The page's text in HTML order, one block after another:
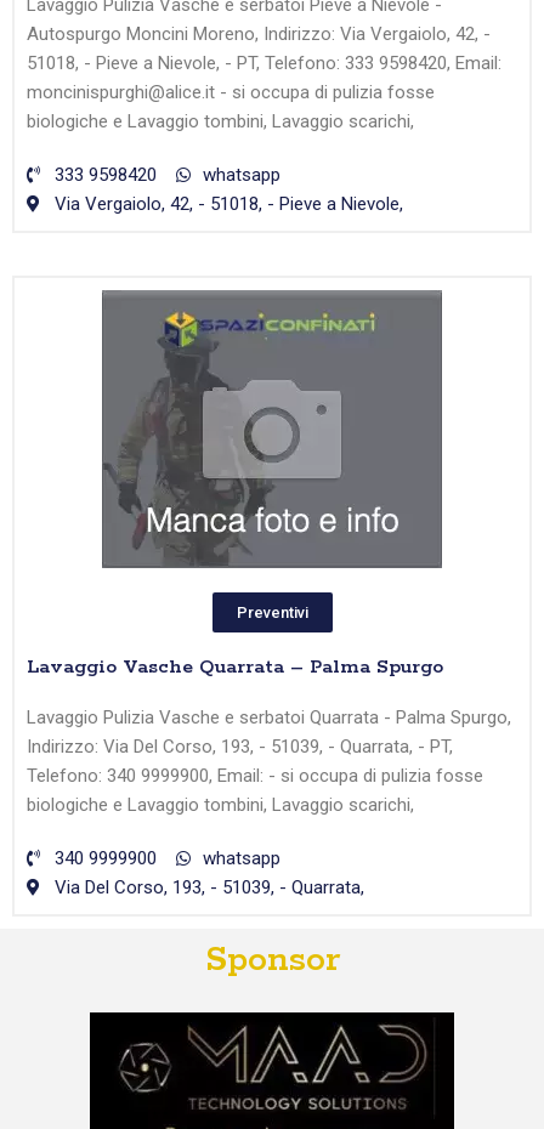
Lavaggio Pulizia Vasche e serbatoi Pieve a Nievole -
Autospurgo Moncini Moreno, Indirizzo: Via Vergaiolo, 42, -
51018, - Pieve a Nievole, - PT, Telefono: 333 9598420, Email:
moncinispurghi@alice.it - si occupa di pulizia fosse
biologiche e Lavaggio tombini, Lavaggio scarichi,
333 9598420
whatsapp
Via Vergaiolo, 42, - 51018, - Pieve a Nievole,
Preventivi
Lavaggio Vasche Quarrata – Palma Spurgo
Lavaggio Pulizia Vasche e serbatoi Quarrata - Palma Spurgo,
Indirizzo: Via Del Corso, 193, - 51039, - Quarrata, - PT,
Telefono: 340 9999900, Email: - si occupa di pulizia fosse
biologiche e Lavaggio tombini, Lavaggio scarichi,
340 9999900
whatsapp
Via Del Corso, 193, - 51039, - Quarrata,
Sponsor